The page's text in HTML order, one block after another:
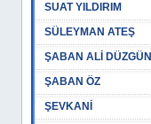
SUAT YILDIRIM
SÜLEYMAN ATEŞ
ŞABAN ALİ DÜZGÜN
ŞABAN ÖZ
ŞEVKANİ